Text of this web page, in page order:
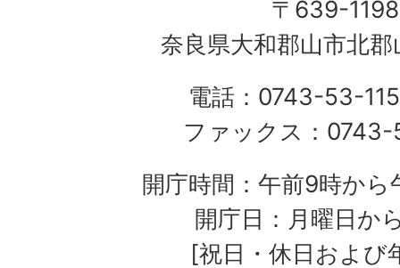
〒639-1198
奈良県大和郡山市北
電話：0743-53-
ファックス：
開庁時間：午前9時か
開庁日：月曜日か
[祝日・休日および